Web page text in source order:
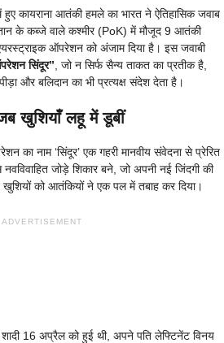
कायराना आतंकी हमले का भारत ने ऐतिहासिक जवाब
के कब्जे वाले कश्मीर (PoK) में मौजूद 9 आतंकी
ऑपरेशन को अंजाम दिया है। इस जवाबी
सिंदूर” , जो न सिर्फ सैन्य ताकत का प्रतीक है,
और बलिदान का भी प्रत्यक्ष संदेश देता है।
खुशियाँ लहू में डूबीं
का नाम ‘सिंदूर’ एक गहरी मानवीय संवेदना से प्रेरित
जोड़े शिकार बने, जो अपनी नई जिंदगी की
को आतंकियों ने एक पल में तबाह कर दिया।
ADVERTISEMENT
शादी 16 अप्रैल को हुई थी, अपने पति लेफ्टिनेंट विनय